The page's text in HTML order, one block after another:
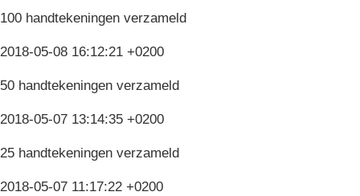
100 handtekeningen verzameld
2018-05-08 16:12:21 +0200
50 handtekeningen verzameld
2018-05-07 13:14:35 +0200
25 handtekeningen verzameld
2018-05-07 11:17:22 +0200